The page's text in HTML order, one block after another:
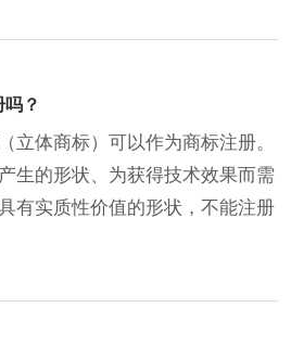
？
立体商标）可以作为商标注册。
生的形状、为获得技术效果而需
有实质性价值的形状，不能注册